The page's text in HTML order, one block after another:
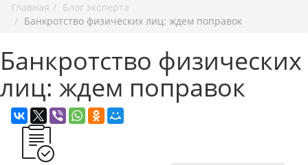
Главная
Блог эксперта
Банкротство физических лиц: ждем поправок
Банкротство физических
лиц: ждем поправок